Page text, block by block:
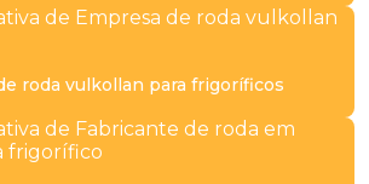
em poliuretano
de poliuretano
roda vulkollan para frigoríficos